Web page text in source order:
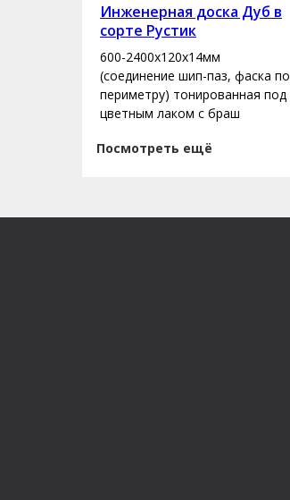
Инженерная доска Дуб в
сорте Рустик
600-2400х120х14мм
(соединение шип-паз, фаска по
периметру) тонированная под
цветным лаком с браш
Посмотреть ещё